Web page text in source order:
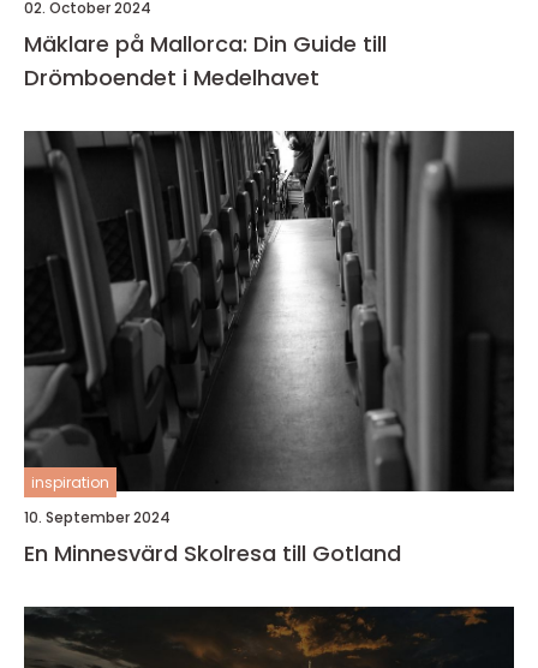
02. October 2024
Mäklare på Mallorca: Din Guide till
Drömboendet i Medelhavet
inspiration
10. September 2024
En Minnesvärd Skolresa till Gotland